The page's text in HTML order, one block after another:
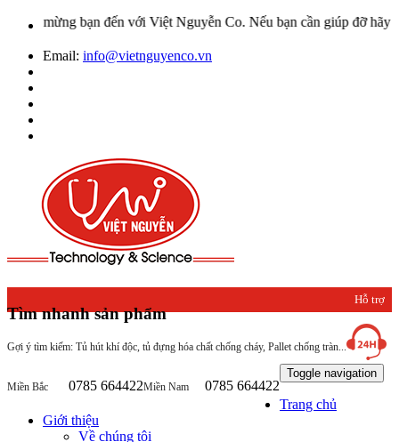
mừng bạn đến với Việt Nguyễn Co. Nếu bạn cần giúp đỡ hãy liên
Email: info@vietnguyenco.vn
Tìm nhanh sản phẩm
Gợi ý tìm kiếm: Tủ hút khí độc, tủ đựng hóa chất chống cháy, Pallet chống tràn...
Hỗ trợ
khách
hàng
Miền Bắc 0785 664422Miền Nam 0785 664422
Toggle navigation
Trang chủ
Giới thiệu
Về chúng tôi